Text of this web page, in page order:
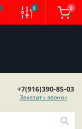
0 0
+7(916)390-85-03
Заказать звонок